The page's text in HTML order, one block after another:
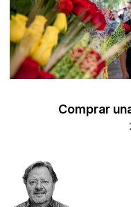
Comprar